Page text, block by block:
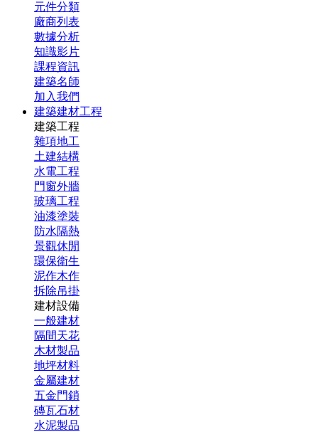
元件分類
廠商列表
數據分析
知識影片
課程資訊
建築名師
加入我們
建築建材工程
建築工程
雜項地工
土建結構
水電工程
門窗外牆
玻璃工程
油漆塗裝
防水隔熱
景觀休閒
環保衛生
泥作木作
拆除吊掛
建材設備
一般建材
隔間天花
木材製品
地坪材料
金屬建材
五金門鎖
磚瓦石材
水泥製品